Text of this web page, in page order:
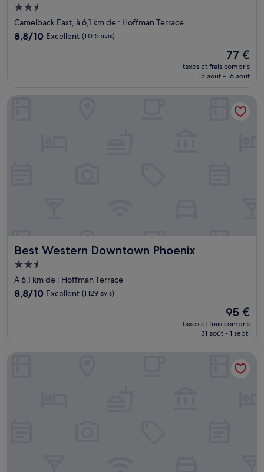
Hébergement
2.5 étoiles
Camelback East, à 6,1 km de : Hoffman Terrace
8.8
8,8/10 Excellent (1 015 avis)
Le
nouveau
prix
de
77 €
77 €
taxes et frais compris
15 août - 16 août
Best Western Downtown Phoenix
Best Western Downtown Phoenix
Hébergement
2.5 étoiles
À 6,1 km de : Hoffman Terrace
8.8
8,8/10 Excellent (1 129 avis)
Le
nouveau
prix
95 €
95 €
taxes et frais compris
31 août - 1 sept.
Cambria Hotel Downtown Phoenix Convention Center